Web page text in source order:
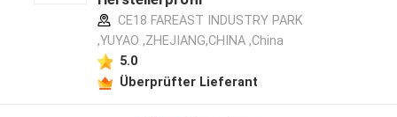
CE18 FAREAST INDUSTRY PARK
,YUYAO ,ZHEJIANG,CHINA ,China
5.0
Überprüfter Lieferant